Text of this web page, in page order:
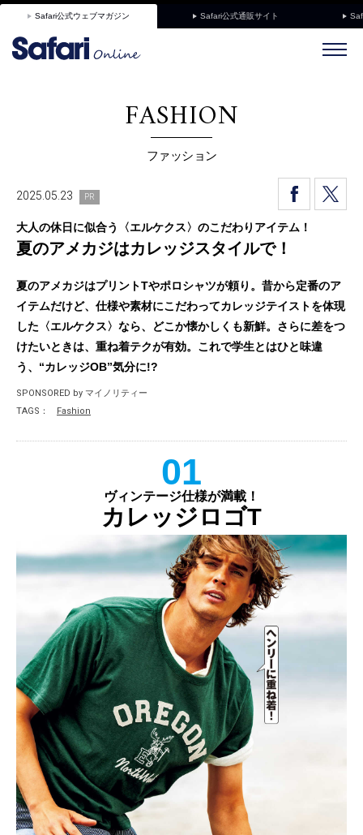
Safari公式ウェブマガジン Safari公式通販サイト
FASHION
ファッション
2025.05.23 PR
大人の休日に似合う〈エルケクス〉のこだわりアイテム！
夏のアメカジはカレッジスタイルで！
夏のアメカジはプリントTやポロシャツが頼り。昔から定番のア
イテムだけど、仕様や素材にこだわってカレッジテイストを体現
した〈エルケクス〉なら、どこか懐かしくも新鮮。さらに差をつ
けたいときは、重ね着テクが有効。これで学生とはひと味違
う、“カレッジOB”気分に!?
SPONSORED by マイノリティー
TAGS：
Fashion
01
ヴィンテージ仕様が満載！
カレッジロゴT